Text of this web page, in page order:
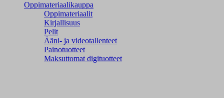
Oppimateriaalikauppa
Oppimateriaalit
Kirjallisuus
Pelit
Ääni- ja videotallenteet
Painotuotteet
Maksuttomat digituotteet